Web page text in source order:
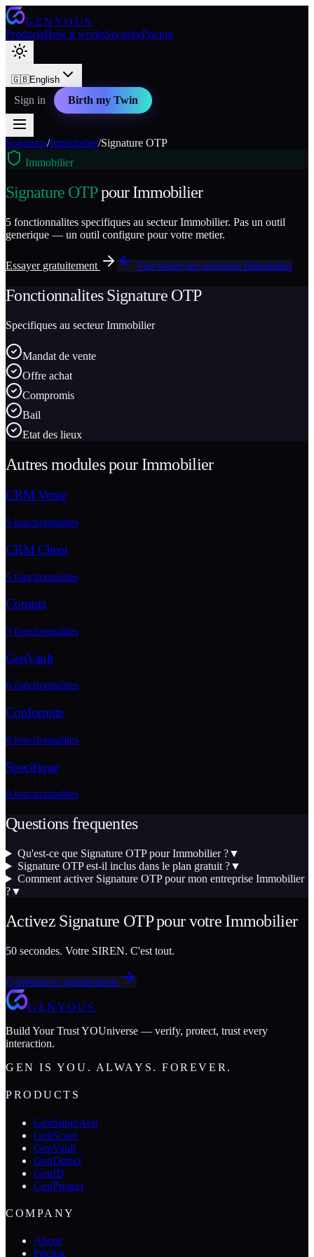
GENYOUS
ProductsHow it worksSecurityPricing
🇬🇧English
Sign in Birth my Twin
Solutions/Immobilier/Signature OTP
Immobilier
Signature OTPpourImmobilier
5 fonctionnalites specifiques au secteurImmobilier. Pas un outil
generique — un outil configure pour votre metier.
Essayer gratuitement Voir toutes les solutions Immobilier
FonctionnalitesSignature OTP
Specifiques au secteurImmobilier
Mandat de vente
Offre achat
Compromis
Bail
Etat des lieux
Autres modules pour Immobilier
CRM Vente
5 fonctionnalites
CRM Client
5 fonctionnalites
Compta
5 fonctionnalites
GenVault
6 fonctionnalites
Conformite
6 fonctionnalites
Specifique
6 fonctionnalites
Questions frequentes
Qu'est-ce que Signature OTP pour Immobilier ?▼
Signature OTP est-il inclus dans le plan gratuit ?▼
Comment activer Signature OTP pour mon entreprise Immobilier
?▼
Activez Signature OTPpour votre Immobilier
50 secondes. Votre SIREN. C'est tout.
Commencer gratuitement
GENYOUS
Build Your Trust YOUniverse — verify, protect, trust every
interaction.
GEN IS YOU. ALWAYS. FOREVER.
PRODUCTS
GenSuperApp
GenScore
GenVault
GenDetect
GenID
GenProtect
COMPANY
About
Pricing